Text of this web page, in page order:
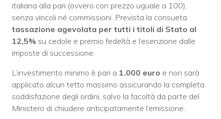
italiana alla pari (ovvero con prezzo uguale a 100),
senza vincoli né commissioni. Prevista la consueta
tassazione agevolata per tutti i titoli di Stato al
12,5% su cedole e premio fedeltà e l’esenzione dalle
imposte di successione.
L’investimento minimo è pari a 1.000 euro e non sarà
applicato alcun tetto massimo assicurando la completa
soddisfazione degli ordini, salvo la facoltà da parte del
Ministero di chiudere anticipatamente l’emissione.